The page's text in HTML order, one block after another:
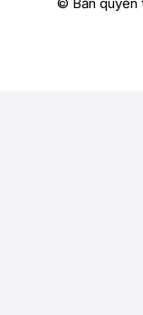
© Bản quyền